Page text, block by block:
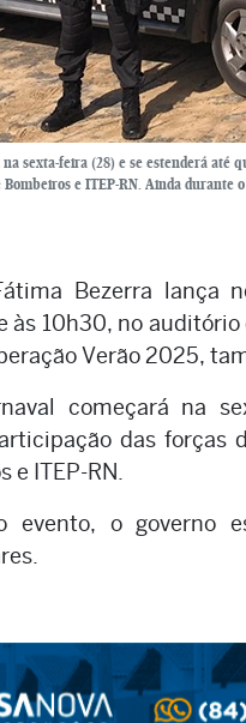
sexta-feira (28) e se estenderá até
e ITEP-RN. Ainda
Bezerra lança
10h30, no auditório
Verão 2025,
começará na
das forças
e ITEP-RN.
evento, o governo